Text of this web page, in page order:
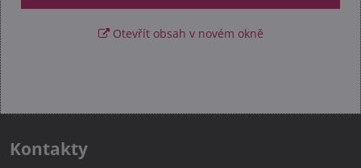
Otevřít obsah v novém okně
Kontakty